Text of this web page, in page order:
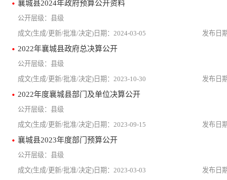
襄城县2024年政府预算公开资料
县级
2024-03-05
2022年襄城县政府总决算公开
县级
2023-10-30
2022年度襄城县部门及单位决算公开
县级
2023-09-15
襄城县2023年度部门预算公开
县级
2023-03-03